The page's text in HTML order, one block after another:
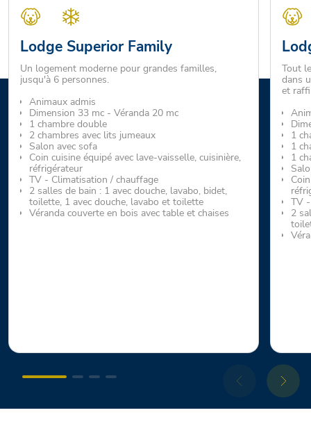
Lodge Superior Family
Un logement moderne pour grandes familles,
jusqu'à 6 personnes.
Animaux admis
Dimension 33 mc - Véranda 20 mc
1 chambre double
2 chambres avec lits jumeaux
Salon avec sofa
Coin cuisine équipé avec lave-vaisselle, cuisinière,
réfrigérateur
TV - Climatisation / chauffage
2 salles de bain : 1 avec douche, lavabo, bidet,
toilette, 1 avec douche, lavabo et toilette
Véranda couverte en bois avec table et chaises
Tout
dans
et
1
1
1
TV
2